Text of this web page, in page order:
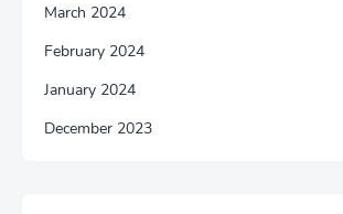
March 2024
February 2024
January 2024
December 2023